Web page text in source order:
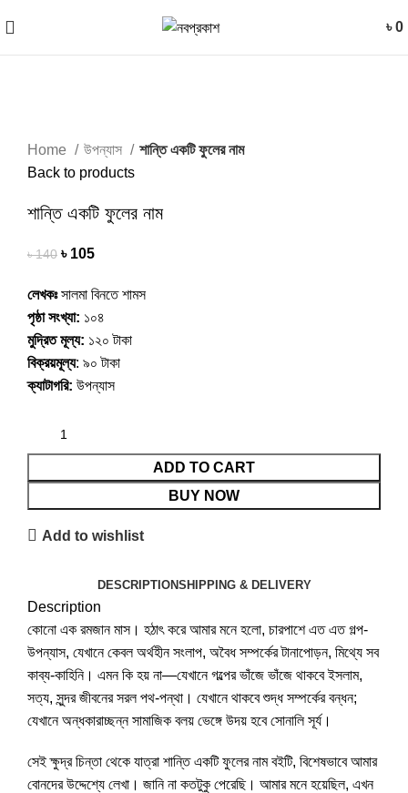
৳0
Home উপন্যাস
শান্তি একটি ফুলের নাম
Back to products
শান্তি একটি ফুলের নাম
৳140 ৳ 105
লেখকঃসালমা বিনতে শামস
পৃষ্ঠা সংখ্যা: ১০৪
মুদ্রিত মূল্য: ১২০ টাকা
বিক্রয়মূল্য: ৯০ টাকা
ক্যাটাগরি: উপন্যাস
ADD TO CART
BUY NOW
Add to wishlist
DESCRIPTIONSHIPPING & DELIVERY
Description
কোনো এক রমজান মাস। হঠাৎ করে আমার মনে হলো, চারপাশে এত এত গল্প-
উপন্যাস, যেখানে কেবল অর্থহীন সংলাপ, অবৈধ সম্পর্কের টানাপোড়ন, মিথ্যে সব
কাব্য-কাহিনি। এমন কি হয় না—যেখানে গল্পের ভাঁজে ভাঁজে থাকবে ইসলাম,
সত্য, সুন্দর জীবনের সরল পথ-পন্থা। যেখানে থাকবে শুদ্ধ সম্পর্কের বন্ধন;
যেখানে অন্ধকারাচ্ছন্ন সামাজিক বলয় ভেঙ্গে উদয় হবে সোনালি সূর্য।
সেই ক্ষুদ্র চিন্তা থেকে যাত্রা শান্তি একটি ফুলের নাম বইটি, বিশেষভাবে আমার
বোনদের উদ্দেশ্যে লেখা। জানি না কতটুকু পেরেছি। আমার মনে হয়েছিল, এখন